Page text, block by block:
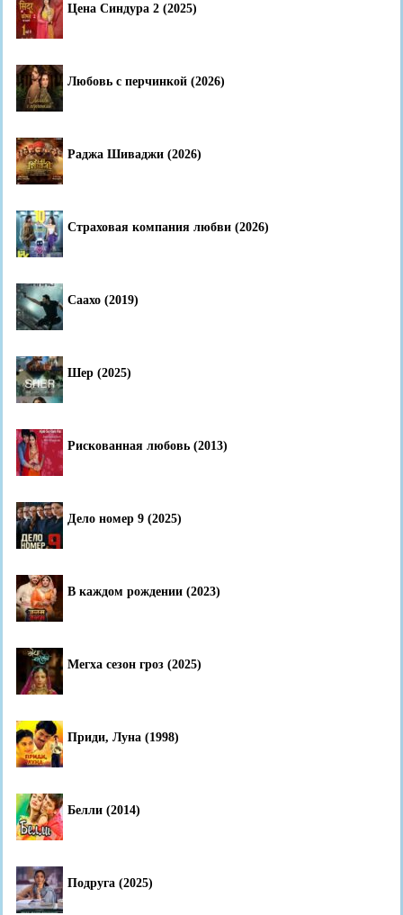
Цена Синдура 2 (2025)
Любовь с перчинкой (2026)
Раджа Шиваджи (2026)
Страховая компания любви (2026)
Саахо (2019)
Шер (2025)
Рискованная любовь (2013)
Дело номер 9 (2025)
В каждом рождении (2023)
Мегха сезон гроз (2025)
Приди, Луна (1998)
Белли (2014)
Подруга (2025)